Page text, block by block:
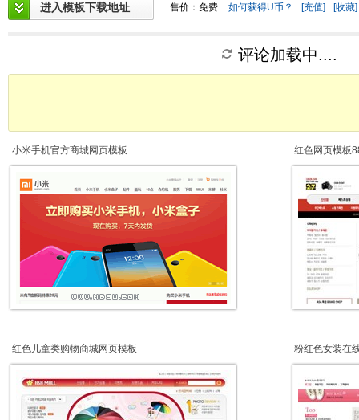
进入模板下载地址 售价：免费 如何获得U币？ [充值] [收藏]
评论加载中....
小米手机官方商城网页模板 红色网页模板
红色儿童类购物商城网页模板 粉红色女装在